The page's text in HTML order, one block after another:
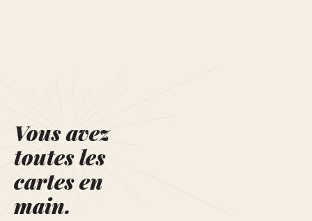
Vous avez
toutes les
cartes en
main.